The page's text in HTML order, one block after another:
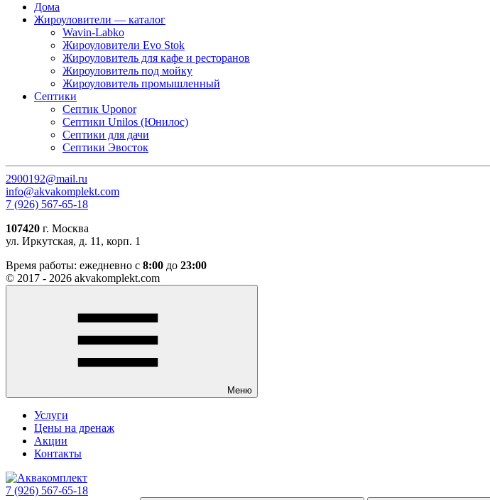
Дома
Жироуловители — каталог
Wavin-Labko
Жироуловители Evo Stok
Жироуловитель для кафе и ресторанов
Жироуловитель под мойку
Жироуловитель промышленный
Септики
Септик Uponor
Септики Unilos (Юнилос)
Септики для дачи
Септики Эвосток
2900192@mail.ru
info@akvakomplekt.com
7 (926) 567-65-18
107420 г. Москва
ул. Иркутская, д. 11, корп. 1
Время работы: ежедневно с 8:00 до 23:00
© 2017 - 2026 akvakomplekt.com
Меню
Услуги
Цены на дренаж
Акции
Контакты
7 (926) 567-65-18